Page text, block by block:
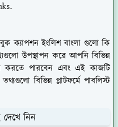
ক্যাপশন ইংলিশ বাংলা গুলো কি
উপস্থাপন করে আপনি বিভিন্ন
করতে পারবেন এবং এই কাজটি
বিভিন্ন প্লাটফর্মে পাবলিস্ট
নিন